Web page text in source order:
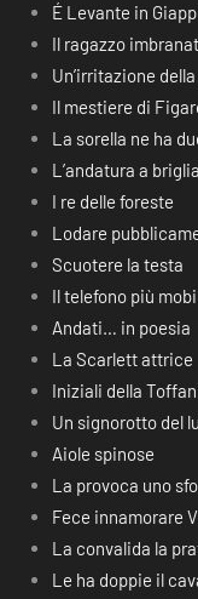
É Levante in
Il ragazzo
Un’irritazione
Il mestiere di
La sorella ne ha
L’andatura a
I re delle foreste
Lodare
Scuotere la testa
Il telefono più
Andati… in poesia
La Scarlett attrice
Iniziali della
Un signorotto del
Aiole spinose
La provoca uno
Fece innamorare
La convalida la
Le ha doppie il